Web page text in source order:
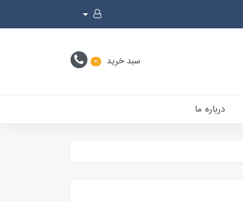
سبد خرید 0
درباره ما